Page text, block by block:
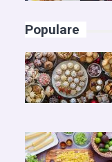
Populare